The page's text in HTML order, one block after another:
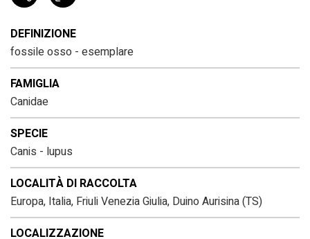
DEFINIZIONE
fossile osso - esemplare
FAMIGLIA
Canidae
SPECIE
Canis - lupus
LOCALITÀ DI RACCOLTA
Europa, Italia, Friuli Venezia Giulia, Duino Aurisina (TS)
LOCALIZZAZIONE